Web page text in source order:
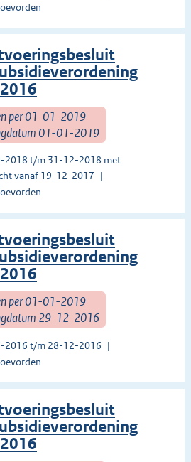
per 01-01-2019
01-01-2019
2018 t/m 31-12-2018 met
vanaf 19-12-2017
per 01-01-2019
29-12-2016
2016 t/m 28-12-2016